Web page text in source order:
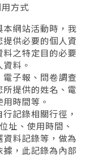
方式
網站活動時，我
供必要的個人資
之特定目的必要
料。
子報、問卷調查
提供的姓名、電
時間等。
記錄相關行徑，
址、使用時間、
料記錄等，做為
，此記錄為內部